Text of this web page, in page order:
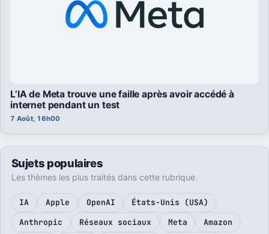
L’IA de Meta trouve une faille après avoir accédé à
internet pendant un test
7 Août, 16h00
Sujets populaires
Les thèmes les plus traités dans cette rubrique.
IA Apple OpenAI
États-Unis (USA)
Anthropic
Réseaux sociaux Meta
Amazon